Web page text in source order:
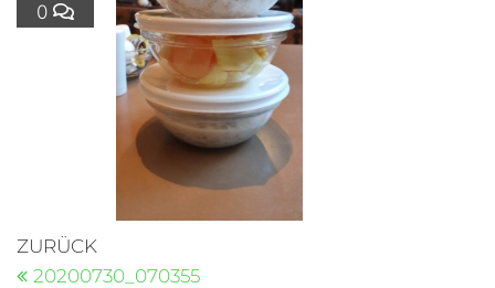
0
ZURÜCK
20200730_070355